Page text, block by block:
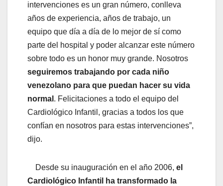
intervenciones es un gran número, conlleva
años de experiencia, años de trabajo, un
equipo que día a día de lo mejor de sí como
parte del hospital y poder alcanzar este número
sobre todo es un honor muy grande. Nosotros
seguiremos trabajando por cada niño
venezolano para que puedan hacer su vida
normal . Felicitaciones a todo el equipo del
Cardiológico Infantil, gracias a todos los que
confían en nosotros para estas intervenciones”,
dijo.
Desde su inauguración en el año 2006, el
Cardiológico Infantil ha transformado la